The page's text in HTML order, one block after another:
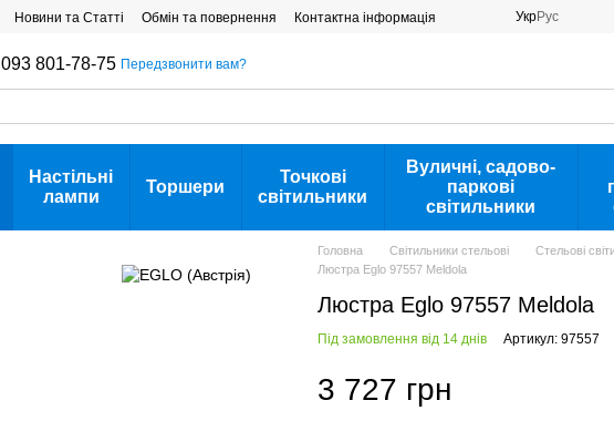
Новини та Статті Обмін та повернення Контактна інформація УкрРус
093 801-78-75 Передзвонити вам?
Настільні
лампи
Торшери
Точкові
світильники
Вуличні, садово-
паркові
світильники
Головна Світильники стельові Стельові
Люстра Eglo 97557 Meldola
Люстра Eglo 97557 Meldola
Під замовлення від 14 днів Артикул: 97557
3 727 грн